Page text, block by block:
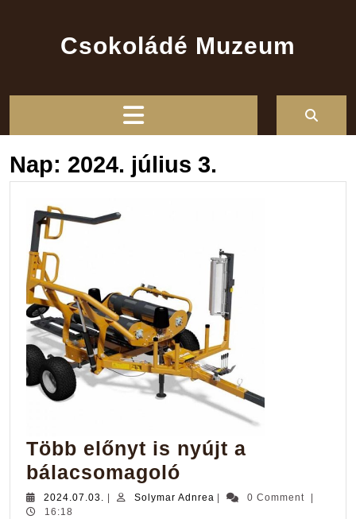
Csokoládé Muzeum
Nap: 2024. július 3.
Több előnyt is nyújt a
bálacsomagoló
előnyt
2024.07.03. 2024.07.03.Solymar Adnrea Solymar0 Comment
16:18